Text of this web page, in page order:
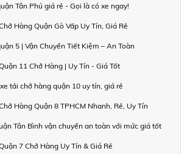
Tân Phú giá rẻ - Gọi là có xe ngay!
Hàng Quận Gò Vấp Uy Tín, Giá Rẻ
5 | Vận Chuyển Tiết Kiệm – An Toàn
11 Chở Hàng | Uy Tín - Giá Tốt
tải chở hàng quận 10 uy tín, giá rẻ
Hàng Quận 8 TPHCM Nhanh, Rẻ, Uy Tín
Tân Bình vận chuyển an toàn với mức giá tốt
7 Chở Hàng Uy Tín & Giá Rẻ